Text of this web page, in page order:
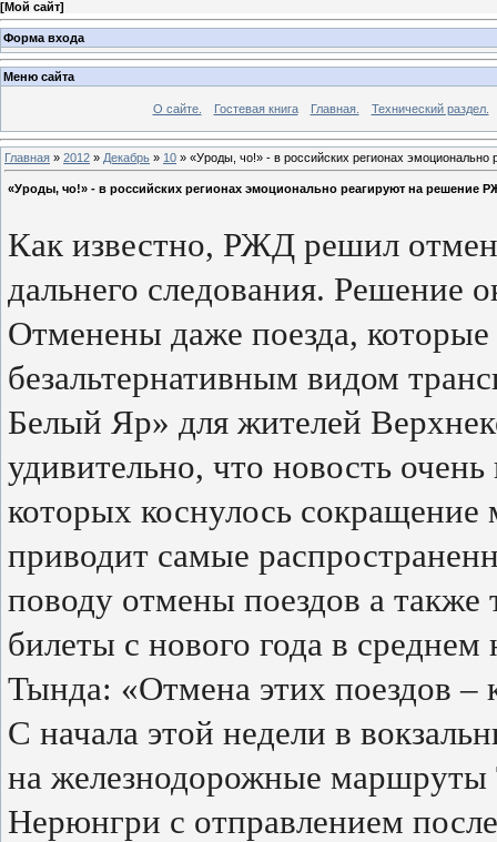
[Мой сайт]
Форма входа
Меню сайта
О сайте. Гостевая книга Главная. Технический раздел.
Главная » 2012 » Декабрь » 10 » «Уроды, чо!» - в российских регионах
«Уроды, чо!» - в российских регионах эмоционально реагируют на решение
Как известно, РЖД решил
дальнего следования. Решение
Отменены даже поезда,
безальтернативным видом
Белый Яр» для жителей
удивительно, что новость
которых коснулось
приводит самые
поводу отмены поездов а
билеты с нового года в среднем
Тында: «Отмена этих поездов –
С начала этой недели в
на железнодорожные
Нерюнгри с отправлением